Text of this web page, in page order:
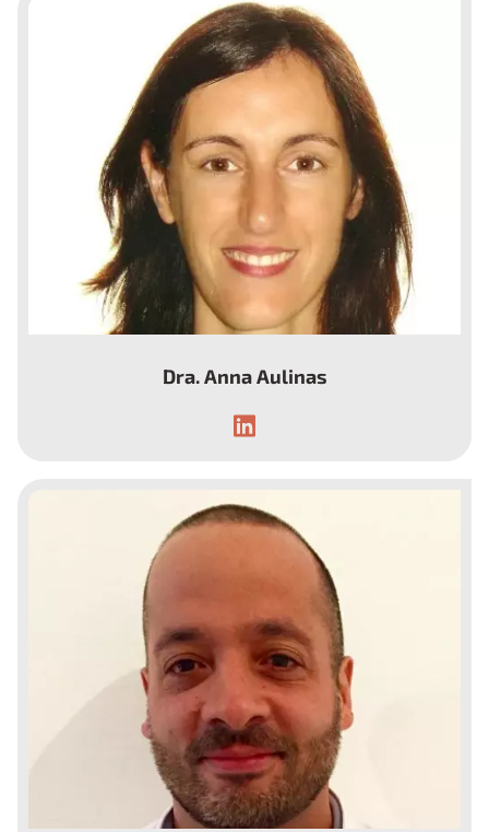
Endocrinóloga.
Dra. Anna Aulinas
Endocrinóloga.